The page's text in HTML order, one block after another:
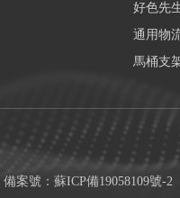
好色先
通用物
馬桶支
備案號： 蘇ICP備19058109號-2